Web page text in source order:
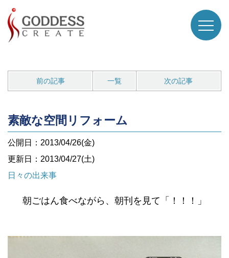
前の記事 一覧 次の記事
素敵な空間リフォーム
公開日：2013/04/26(金)
更新日：2013/04/27(土)
日々の出来事
朝ごはん食べながら、朝刊を見て「！！！」